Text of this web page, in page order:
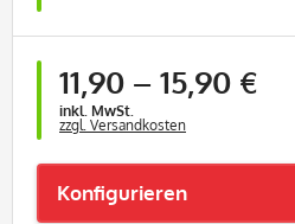
ab
11,90 – 1 Stück
15,90 €
inkl. MwSt.
zzgl. Versandkosten
Konfigurieren